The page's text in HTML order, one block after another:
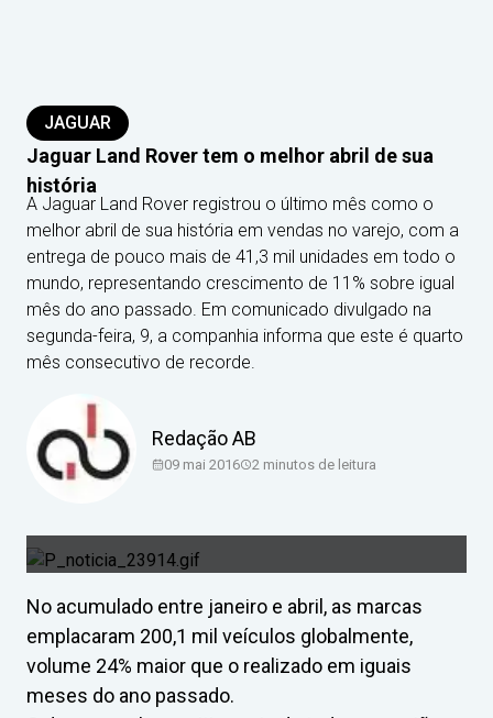
JAGUAR
Jaguar Land Rover tem o melhor abril de sua
história
A Jaguar Land Rover registrou o último mês como o
melhor abril de sua história em vendas no varejo, com a
entrega de pouco mais de 41,3 mil unidades em todo o
mundo, representando crescimento de 11% sobre igual
mês do ano passado. Em comunicado divulgado na
segunda-feira, 9, a companhia informa que este é quarto
mês consecutivo de recorde.
Redação AB
09 mai 2016 2 minutos de leitura
No acumulado entre janeiro e abril, as marcas
emplacaram 200,1 mil veículos globalmente,
volume 24% maior que o realizado em iguais
meses do ano passado.